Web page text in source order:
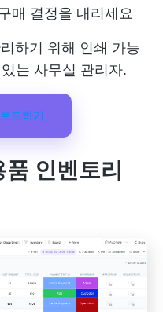
매 결정을 내리세요
하기 위해 인쇄 가능
는 사무실 관리자.
드하기
인벤토리